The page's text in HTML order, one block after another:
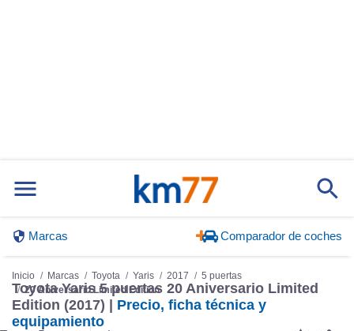
Marcas Comparador de coches
Inicio Marcas Toyota Yaris 2017
5 puertas
20 Aniversario Limited Edition
Toyota Yaris 5 puertas 20 Aniversario Limited
Edition (2017) | Precio, ficha técnica y
equipamiento